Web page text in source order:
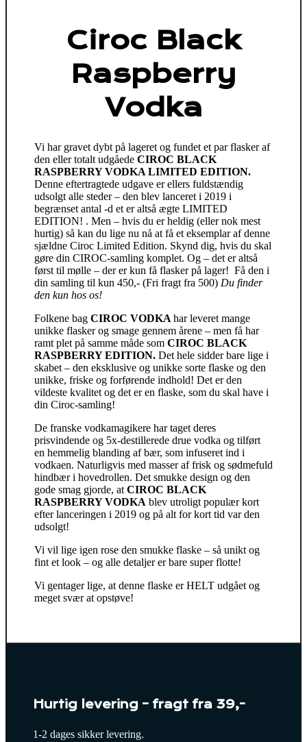
Ciroc Black
Raspberry
Vodka
Vi har gravet dybt på lageret og fundet et par flasker af
den eller totalt udgåede CIROC BLACK
RASPBERRY VODKA LIMITED EDITION.
Denne eftertragtede udgave er ellers fuldstændig
udsolgt alle steder – den blev lanceret i 2019 i
begrænset antal -d et er altså ægte LIMITED
EDITION! . Men – hvis du er heldig (eller nok mest
hurtig) så kan du lige nu nå at få et eksemplar af denne
sjældne Ciroc Limited Edition. Skynd dig, hvis du skal
gøre din CIROC-samling komplet. Og – det er altså
først til mølle – der er kun få flasker på lager! Få den i
din samling til kun 450,- (Fri fragt fra 500) Du finder
den kun hos os!
Folkene bag CIROC VODKA har leveret mange
unikke flasker og smage gennem årene – men få har
ramt plet på samme måde som CIROC BLACK
RASPBERRY EDITION. Det hele sidder bare lige i
skabet – den eksklusive og unikke sorte flaske og den
unikke, friske og forførende indhold! Det er den
vildeste kvalitet og det er en flaske, som du skal have i
din Ciroc-samling!
De franske vodkamagikere har taget deres
prisvindende og 5x-destillerede drue vodka og tilført
en hemmelig blanding af bær, som infuseret ind i
vodkaen. Naturligvis med masser af frisk og sødmefuld
hindbær i hovedrollen. Det smukke design og den
gode smag gjorde, at CIROC BLACK
RASPBERRY VODKA blev utroligt populær kort
efter lanceringen i 2019 og på alt for kort tid var den
udsolgt!
Vi vil lige igen rose den smukke flaske – så unikt og
fint et look – og alle detaljer er bare super flotte!
Vi gentager lige, at denne flaske er HELT udgået og
meget svær at opstøve!
Hurtig levering – fragt fra 39,-
1-2 dages sikker levering.